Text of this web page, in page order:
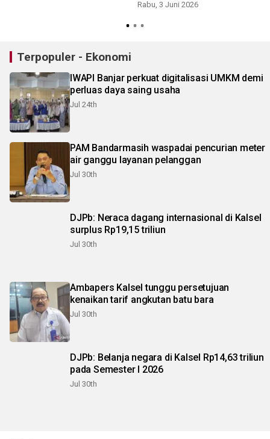
Rabu, 3 Juni 2026
Terpopuler - Ekonomi
IWAPI Banjar perkuat digitalisasi UMKM demi
perluas daya saing usaha
Jul 24th
PAM Bandarmasih waspadai pencurian meter
air ganggu layanan pelanggan
Jul 30th
DJPb: Neraca dagang internasional di Kalsel
surplus Rp19,15 triliun
Jul 30th
Ambapers Kalsel tunggu persetujuan
kenaikan tarif angkutan batu bara
Jul 30th
DJPb: Belanja negara di Kalsel Rp14,63 triliun
pada Semester I 2026
Jul 30th